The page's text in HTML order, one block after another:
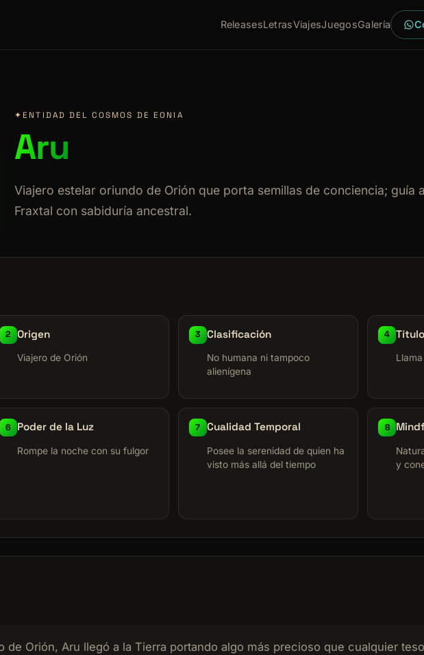
ReleasesLetrasViajesJuegosGalería
✦ ENTIDAD DEL COSMOS DE EONIA
Aru
Viajero estelar oriundo de Orión que porta semillas de conciencia; guía a
Fraxtal con sabiduría ancestral.
2 Origen
Viajero de Orión
3 Clasificación
No humana ni tampoco
alienígena
4
6 Poder de la Luz
Rompe la noche con su fulgor
7 Cualidad Temporal
Posee la serenidad de quien ha
visto más allá del tiempo
8
y
Orión, Aru llegó a la Tierra portando algo más precioso que cualquier